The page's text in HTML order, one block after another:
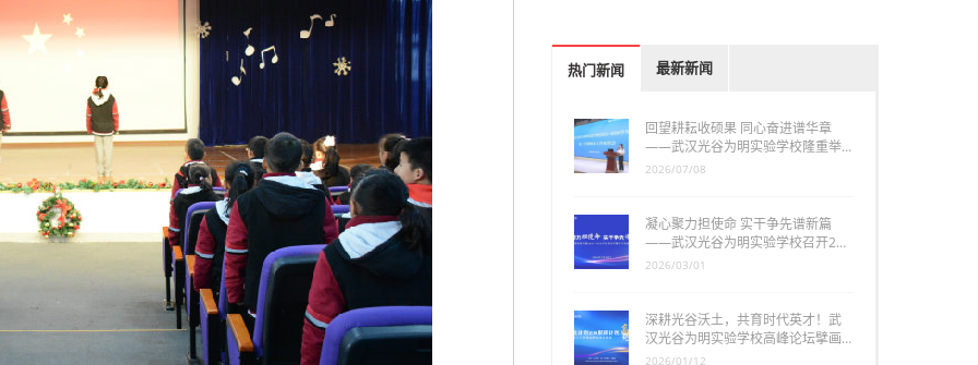
热门新闻 最新新闻
回望耕耘收硕果 同心奋进谱华章
——武汉光谷为明实验学校隆重举…
2026/07/08
凝心聚力担使命 实干争先谱新篇
——武汉光谷为明实验学校召开2…
2026/03/01
深耕光谷沃土，共育时代英才！武
汉光谷为明实验学校高峰论坛擘画…
2026/01/12